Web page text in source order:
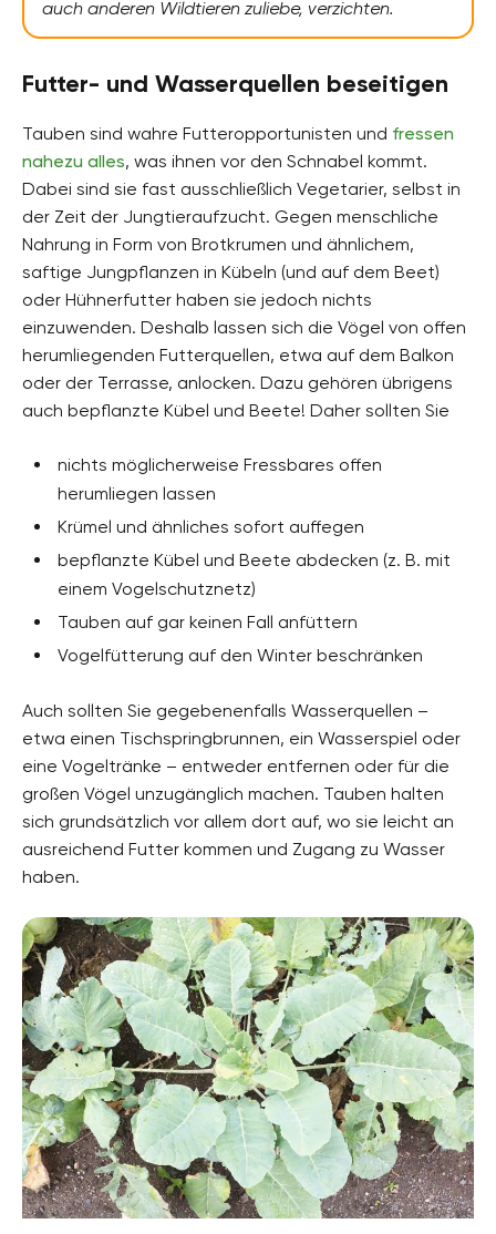
auch anderen Wildtieren zuliebe, verzichten.
Futter- und Wasserquellen beseitigen
Tauben sind wahre Futteropportunisten und fressen
nahezu alles, was ihnen vor den Schnabel kommt.
Dabei sind sie fast ausschließlich Vegetarier, selbst in
der Zeit der Jungtieraufzucht. Gegen menschliche
Nahrung in Form von Brotkrumen und ähnlichem,
saftige Jungpflanzen in Kübeln (und auf dem Beet)
oder Hühnerfutter haben sie jedoch nichts
einzuwenden. Deshalb lassen sich die Vögel von offen
herumliegenden Futterquellen, etwa auf dem Balkon
oder der Terrasse, anlocken. Dazu gehören übrigens
auch bepflanzte Kübel und Beete! Daher sollten Sie
nichts möglicherweise Fressbares offen
herumliegen lassen
Krümel und ähnliches sofort auffegen
bepflanzte Kübel und Beete abdecken (z. B. mit
einem Vogelschutznetz)
Tauben auf gar keinen Fall anfüttern
Vogelfütterung auf den Winter beschränken
Auch sollten Sie gegebenenfalls Wasserquellen –
etwa einen Tischspringbrunnen, ein Wasserspiel oder
eine Vogeltränke – entweder entfernen oder für die
großen Vögel unzugänglich machen. Tauben halten
sich grundsätzlich vor allem dort auf, wo sie leicht an
ausreichend Futter kommen und Zugang zu Wasser
haben.